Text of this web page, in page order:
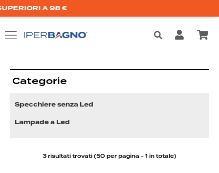
Categorie
Specchiere senza Led
Lampade a Led
3 risultati trovati (50 per pagina - 1 in totale)
A 98 €